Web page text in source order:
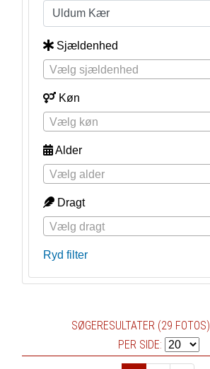
Sjældenhed
Vælg sjældenhed
Køn
Vælg køn
Alder
Vælg alder
Dragt
Vælg dragt
Ryd filter
SØGERESULTATER (29 FOTOS)
PER SIDE: